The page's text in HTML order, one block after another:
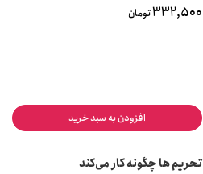
332,500تومان
افزودن به سبد خرید
تحریم ها چگونه کار می‌کند